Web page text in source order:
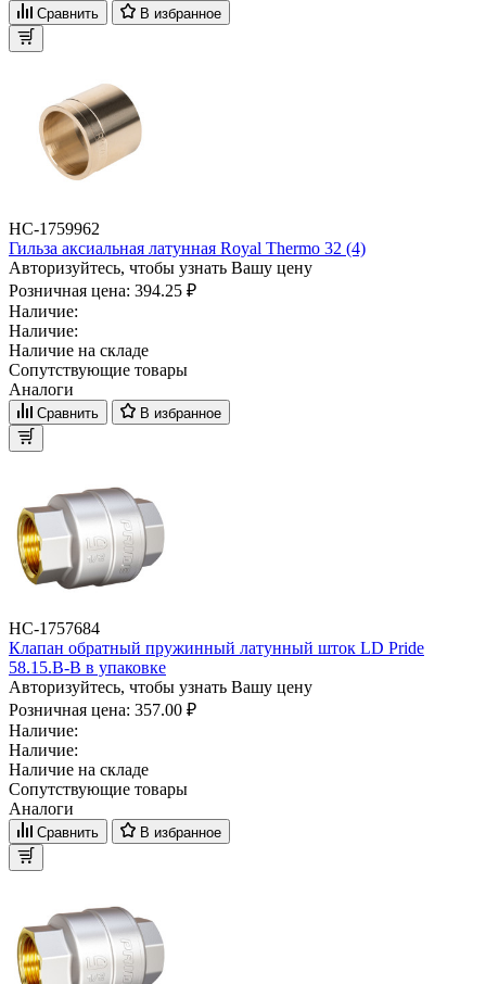
Сравнить В избранное
НС-1759962
Гильза аксиальная латунная Royal Thermo 32 (4)
Авторизуйтесь, чтобы узнать Вашу цену
Розничная цена: 394.25 ₽
Наличие:
Наличие:
Наличие на складе
Сопутствующие товары
Аналоги
Сравнить В избранное
НС-1757684
Клапан обратный пружинный латунный шток LD Pride
58.15.В-В в упаковке
Авторизуйтесь, чтобы узнать Вашу цену
Розничная цена: 357.00 ₽
Наличие:
Наличие:
Наличие на складе
Сопутствующие товары
Аналоги
Сравнить В избранное